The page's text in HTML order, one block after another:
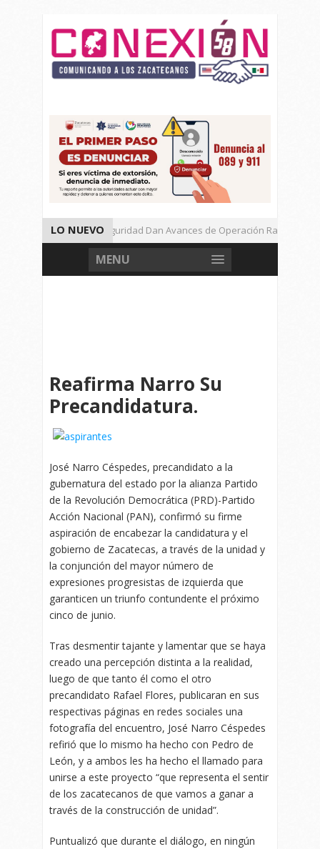
LO NUEVO
Autoridades de Seguridad Dan Avances de Operación Rastrillo.
Gran Festival de Música Electrónica en Festival Cultural de
MENU
Reafirma Narro Su
Precandidatura.
José Narro Céspedes, precandidato a la
gubernatura del estado por la alianza Partido
de la Revolución Democrática (PRD)-Partido
Acción Nacional (PAN), confirmó su firme
aspiración de encabezar la candidatura y el
gobierno de Zacatecas, a través de la unidad y
la conjunción del mayor número de
expresiones progresistas de izquierda que
garanticen un triunfo contundente el próximo
cinco de junio.
Tras desmentir tajante y lamentar que se haya
creado una percepción distinta a la realidad,
luego de que tanto él como el otro
precandidato Rafael Flores, publicaran en sus
respectivas páginas en redes sociales una
fotografía del encuentro, José Narro Céspedes
refirió que lo mismo ha hecho con Pedro de
León, y a ambos les ha hecho el llamado para
unirse a este proyecto “que representa el sentir
de los zacatecanos de que vamos a ganar a
través de la construcción de unidad”.
Puntualizó que durante el diálogo, en ningún